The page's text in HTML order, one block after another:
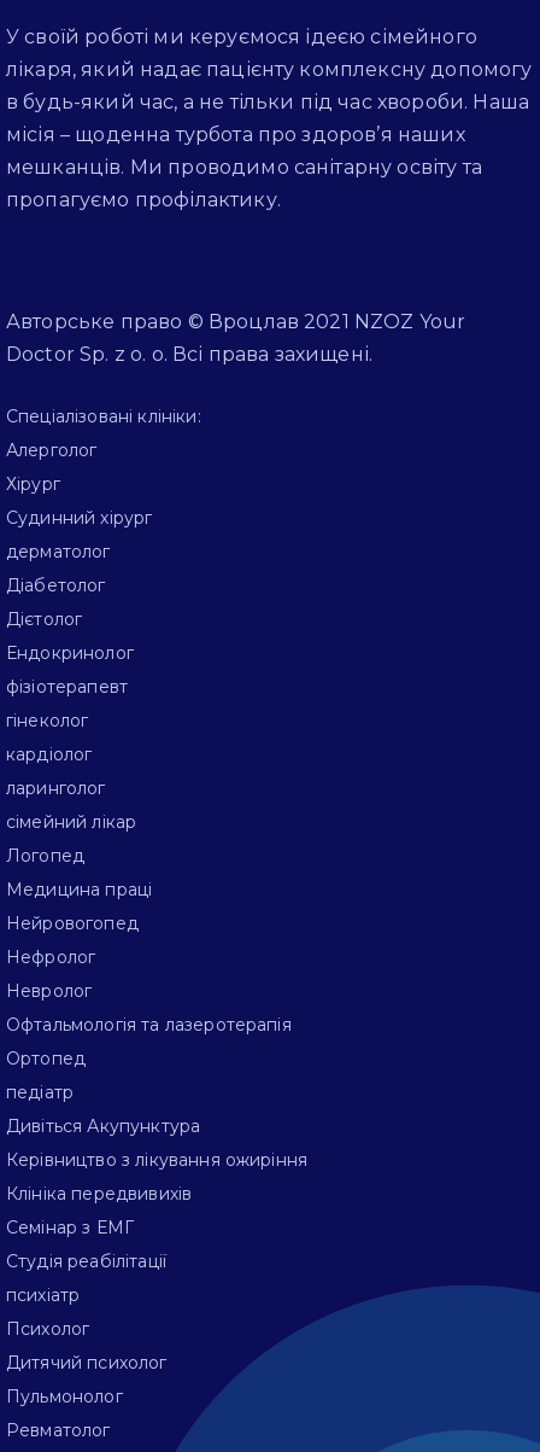
У своїй роботі ми керуємося ідеєю сімейного
лікаря, який надає пацієнту комплексну допомогу
в будь-який час, а не тільки під час хвороби. Наша
місія – щоденна турбота про здоров’я наших
мешканців. Ми проводимо санітарну освіту та
пропагуємо профілактику.
Авторське право © Вроцлав 2021 NZOZ Your
Doctor Sp. z o. o. Всі права захищені.
Спеціалізовані клініки:
Алерголог
Хірург
Судинний хірург
дерматолог
Діабетолог
Дієтолог
Ендокринолог
фізіотерапевт
гінеколог
кардіолог
ларинголог
сімейний лікар
Логопед
Медицина праці
Нейровогопед
Нефролог
Невролог
Офтальмологія та лазеротерапія
Ортопед
педіатр
Дивіться Акупунктура
Керівництво з лікування ожиріння
Клініка передвивихів
Семінар з ЕМГ
Студія реабілітації
психіатр
Психолог
Дитячий психолог
Пульмонолог
Ревматолог